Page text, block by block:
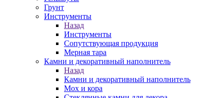
Грунт
Инструменты
Назад
Инструменты
Сопутствующая продукция
Мерная тара
Камни и декоративный наполнитель
Назад
Камни и декоративный наполнитель
Мох и кора